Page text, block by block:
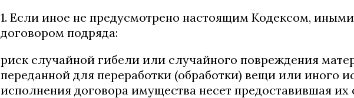
1. Если иное не предусмотрено настоящим Кодексом,
договором подряда:
риск случайной гибели или случайного повреждения
переданной для переработки (обработки) вещи или иного
исполнения договора имущества несет предоставившая их